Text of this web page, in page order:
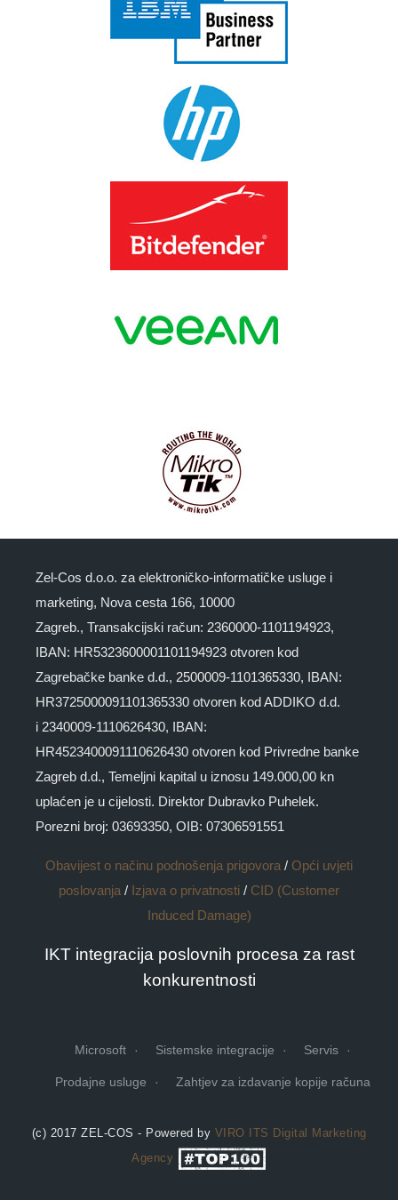
Zel-Cos d.o.o. za elektroničko-informatičke usluge i
marketing, Nova cesta 166, 10000
Zagreb., Transakcijski račun: 2360000-1101194923,
IBAN: HR5323600001101194923 otvoren kod
Zagrebačke banke d.d., 2500009-1101365330, IBAN:
HR3725000091101365330 otvoren kod ADDIKO d.d.
i 2340009-1110626430, IBAN:
HR4523400091110626430 otvoren kod Privredne banke
Zagreb d.d., Temeljni kapital u iznosu 149.000,00 kn
uplaćen je u cijelosti. Direktor Dubravko Puhelek.
Porezni broj: 03693350, OIB: 07306591551
Obavijest o načinu podnošenja prigovora / Opći uvjeti
poslovanja / Izjava o privatnosti / CID (Customer
Induced Damage)
IKT integracija poslovnih procesa za rast
konkurentnosti
Microsoft Sistemske integracije Servis
Prodajne usluge Zahtjev za izdavanje kopije računa
(c) 2017 ZEL-COS - Powered by VIRO ITS Digital Marketing
Agency